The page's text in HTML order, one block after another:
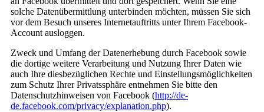
solche Datenübermittlung unterbinden möchten, müssen Sie sich
vor dem Besuch unseres Internetauftritts unter Ihrem Facebook-
Account ausloggen.
Zweck und Umfang der Datenerhebung durch Facebook sowie
die dortige weitere Verarbeitung und Nutzung Ihrer Daten wie
auch Ihre diesbezüglichen Rechte und Einstellungsmöglichkeiten
zum Schutz Ihrer Privatssphäre entnehmen Sie bitte den
Datenschutzhinweisen von Facebook (http://de-
de.facebook.com/privacy/explanation.php).